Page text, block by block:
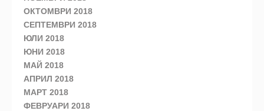
ОКТОМВРИ 2018
СЕПТЕМВРИ 2018
ЮЛИ 2018
ЮНИ 2018
МАЙ 2018
АПРИЛ 2018
МАРТ 2018
ФЕВРУАРИ 2018